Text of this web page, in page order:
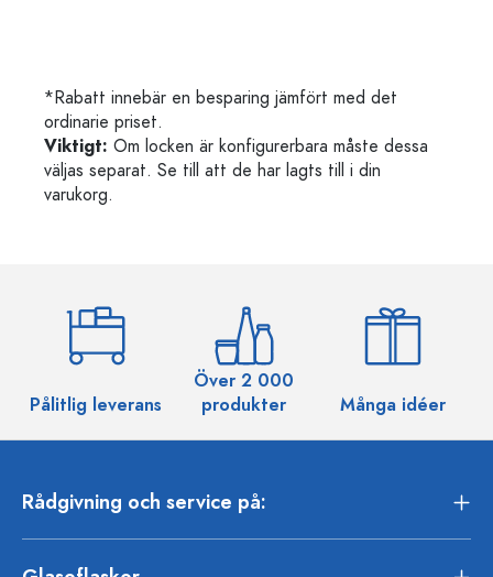
*Rabatt innebär en besparing jämfört med det
ordinarie priset.
Viktigt: Om locken är konfigurerbara måste dessa
väljas separat. Se till att de har lagts till i din
varukorg.
Pålitlig leverans
Över 2 000
produkter
Många idéer
Rådgivning och service på: